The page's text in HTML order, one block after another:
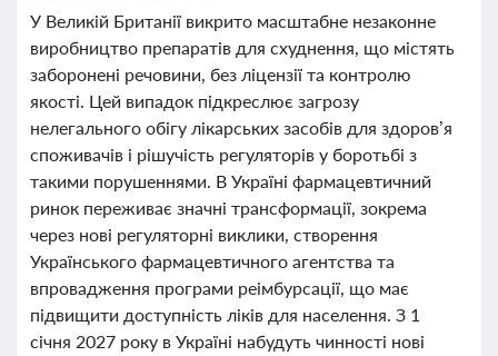
У Великій Британії викрито масштабне незаконне
виробництво препаратів для схуднення, що містять
заборонені речовини, без ліцензії та контролю
якості. Цей випадок підкреслює загрозу
нелегального обігу лікарських засобів для здоров’я
споживачів і рішучість регуляторів у боротьбі з
такими порушеннями. В Україні фармацевтичний
ринок переживає значні трансформації, зокрема
через нові регуляторні виклики, створення
Українського фармацевтичного агентства та
впровадження програми реімбурсації, що має
підвищити доступність ліків для населення. З 1
січня 2027 року в Україні набудуть чинності нові